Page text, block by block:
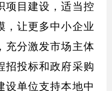
项目建设，适当控
，让更多中小企业
充分激发市场主体
招投标和政府采购
设单位支持本地中